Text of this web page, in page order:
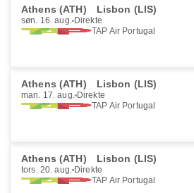
Athens (ATH) Lisbon (LIS)
søn. 16. aug. Direkte
TAP Air Portugal
Athens (ATH) Lisbon (LIS)
man. 17. aug. Direkte
TAP Air Portugal
Athens (ATH) Lisbon (LIS)
tors. 20. aug. Direkte
TAP Air Portugal